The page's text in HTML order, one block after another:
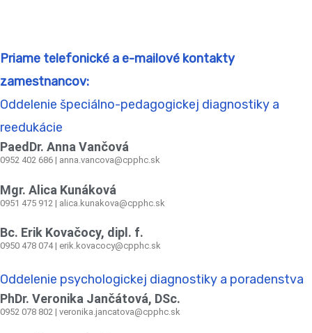
Priame telefonické a e-mailové kontakty
zamestnancov:
Oddelenie špeciálno-pedagogickej diagnostiky a
reedukácie
PaedDr. Anna Vančová
0952 402 686 | anna.vancova@cpphc.sk
Mgr. Alica Kunáková
0951 475 912 | alica.kunakova@cpphc.sk
Bc. Erik Kovačocy, dipl. f.
0950 478 074 | erik.kovacocy@cpphc.sk
Oddelenie psychologickej diagnostiky a poradenstva
PhDr. Veronika Jančátová, DSc.
0952 078 802 | veronika.jancatova@cpphc.sk